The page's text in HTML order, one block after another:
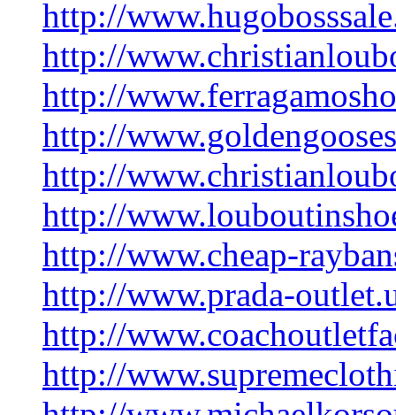
http://
http://
http://
http://
http://
http://
http://www.cheap-
http://www.prada-
http://
http://